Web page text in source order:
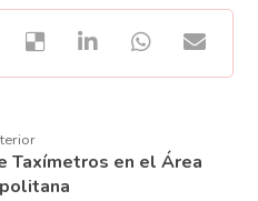
Taxímetros en el Área